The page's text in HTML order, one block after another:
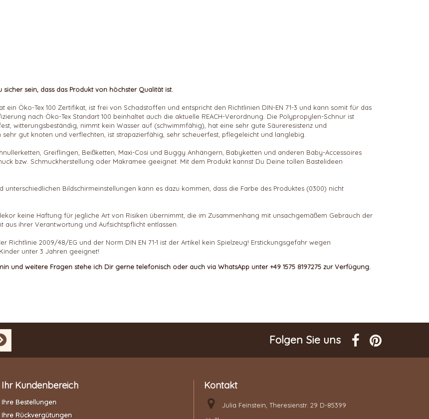
sein, dass das Produkt von höchster Qualität ist.
Öko-Tex 100 Zertifikat, ist frei von Schadstoffen und entspricht den Richtlinien DIN-EN 71-3 und kann somit für das
nach Öko-Tex Standart 100 beinhaltet auch die aktuelle REACH-Verordnung. Die Polypropylen-Schnur ist
witterungsbeständig, nimmt kein Wasser auf (schwimmfähig), hat eine sehr gute Säureresistenz und
gut knoten und verflechten, ist strapazierfähig, sehr scheuerfest, pflegeleicht und langlebig.
Greiflingen, Beißketten, Maxi-Cosi und Buggy Anhängern, Babyketten und anderen Baby-Accessoires
bzw. Schmuckherstellung oder Makramee geeignet. Mit dem Produkt kannst Du Deine tollen Bastelideen
Bildschirmeinstellungen kann es dazu kommen, dass die Farbe des Produktes (0300) nicht
keine Haftung für jegliche Art von Risiken übernimmt, die im Zusammenhang mit unsachgemäßem Gebrauch der
ihrer Verantwortung und Aufsichtspflicht entlassen.
Richtlinie 2009/48/EG und der Norm DIN EN 71-1 ist der Artikel kein Spielzeug! Erstickungsgefahr wegen
unter 3 Jahren geeignet!
und weitere Fragen stehe ich Dir gerne telefonisch oder auch via WhatsApp unter +49 1575 8197275 zur Verfügung.
Folgen Sie uns
Ihr Kundenbereich
Ihre Bestellungen
Ihre Rückvergütungen
Kontakt
Julia Feinstein, Theresienstr. 29 D-85399